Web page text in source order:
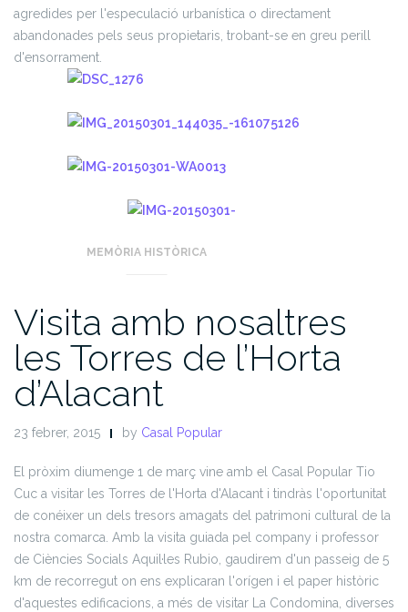
agredides per l'especulació urbanística o directament
abandonades pels seus propietaris, trobant-se en greu perill
d'ensorrament.
MEMÒRIA HISTÒRICA
Visita amb nosaltres
les Torres de l’Horta
d’Alacant
23 febrer, 2015 by Casal Popular
El pròxim diumenge 1 de març vine amb el Casal Popular Tio
Cuc a visitar les Torres de l'Horta d'Alacant i tindràs l'oportunitat
de conéixer un dels tresors amagats del patrimoni cultural de la
nostra comarca. Amb la visita guiada pel company i professor
de Ciències Socials Aquil·les Rubio, gaudirem d'un passeig de 5
km de recorregut on ens explicaran l'orígen i el paper històric
d'aquestes edificacions, a més de visitar La Condomina, diverses